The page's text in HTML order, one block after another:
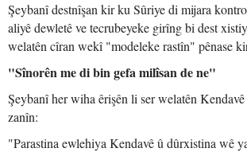
Şeybanî destnîşan kir ku Sûriye di mijara
aliyê dewletê ve tecrubeyeke girîng bi dest
welatên cîran wekî "modeleke rastîn" pênase
"Sînorên me di bin gefa milîsan de ne"
Şeybanî her wiha êrişên li ser welatên
zanîn:
"Parastina ewlehiya Kendavê û dûrxistina wê